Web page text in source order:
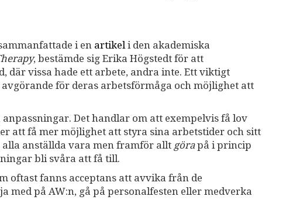
i en artikeli den akademiska
, bestämde sig Erika Högstedt för att
där vissa hade ett arbete, andra inte. Ett viktigt
för deras arbetsförmåga och möjlighet att
Det handlar om att exempelvis få lov
att få mer möjlighet att styra sina arbetstider och sitt
anställda vara men framför allt görapå i princip
bli svåra att få till.
oftast fanns acceptans att avvika från de
på AW:n, gå på personalfesten eller medverka